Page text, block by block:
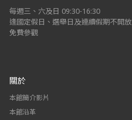
每週三、六及日 09:30-16:30
逢國定假日、選舉日及連續假期不開放
免費參觀
關於
本館簡介影片
本館沿革